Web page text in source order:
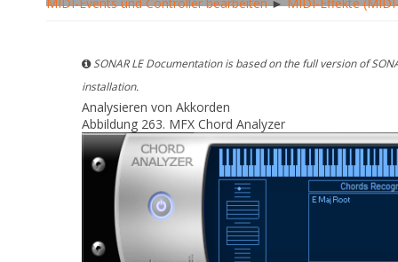
SONAR LE Documentation is based on the full version of
installation.
Analysieren von Akkorden
Abbildung 263. MFX Chord Analyzer